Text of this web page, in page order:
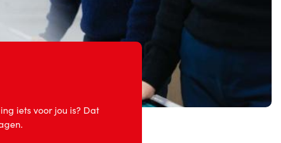
iets voor jou is? Dat